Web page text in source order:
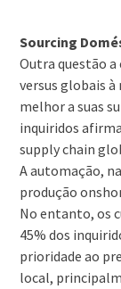
Sourcing
Outra questão a
versus globais
melhor a suas
inquiridos
supply chain
A automação,
produção
No entanto, os
45% dos
prioridade ao
local,